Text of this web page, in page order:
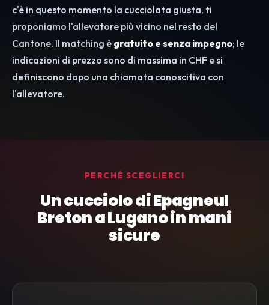
c'è in questo momento la cucciolata giusta, ti
proponiamo l'allevatore più vicino nel resto del
Cantone. Il matching è gratuito e senza impegno; le
indicazioni di prezzo sono di massima in CHF e si
definiscono dopo una chiamata conoscitiva con
l'allevatore.
PERCHÉ SCEGLIERCI
Un cucciolo di Epagneul
Breton a Lugano in mani
sicure